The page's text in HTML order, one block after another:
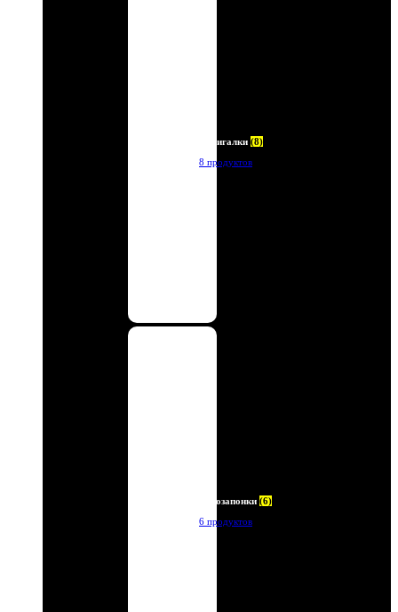
Зажигалки (8)
8 продуктов
Автозапонки (6)
6 продуктов